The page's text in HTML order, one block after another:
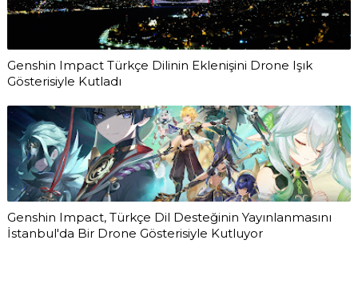
Genshin Impact Türkçe Dilinin Eklenişini Drone Işık
Gösterisiyle Kutladı
Genshin Impact, Türkçe Dil Desteğinin Yayınlanmasını
İstanbul'da Bir Drone Gösterisiyle Kutluyor